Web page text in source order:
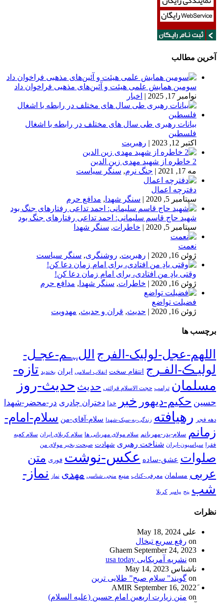
آخرین مطالب
سومین همایش علمی هیئت و آئین‌های مذهبی فراخوان داد
نوامبر 17, 2025
| اخبار
بیانات رهبری طی سال های مختلف در رابطه با اشغال
فلسطین
اکتبر 12, 2023
| رهبریت
2 خاطره از شهید مهدی زین الدین
مه 17, 2021
| جنگ نرم, سنگر سیاست
دفترچه اعمال
سپتامبر 5, 2020
| سنگر شهدا , مدافع حرم
شهید حاج قاسم سلیمانی: احمد تداعی رفتارهای جنگ بود
سپتامبر 5, 2020
| خاطرات, سنگر شهدا
نعمت
ژوئن 16, 2020
| رهبریت, روشنگری, سنگر سیاست
وقتی یادِ من افتادی، برای امام زمان دعا کن!
ژوئن 16, 2020
| خاطرات, سنگر شهدا , مدافع حرم
فضیلت تواضع
ژوئن 16, 2020
| حدیث, قران و حدیث, مهدویت
برچسب ها
اللهم-عجل-لولیک-الفرج اللﮩـم-عجـل-
لولیـڪ-الفـرج انتقام سخت انقلاب اسلامی ایران بخندید تازه-
مسلمان ترامپ حجت الاسلام قرائتی حدیث حدیث-روز
حسین حکیم-دیهور خبر خدا دختران چادری در-محضر-شهدا
دهه فجر رهیافته زندگی-به-سبک-شهدا سلام-آقای-من سلام-امام-
زمانم سلام-پدر-مهربانم سلام مولای مهربانی ها سلام کربلای ایران سلام کعبه
فقرا سیاسیون-ایران شناخت رهبری شهادت صبحت بخیر مولای من
صلوات عشق-ساده عکس-نوشت فوری متن
عربی مسلمان معرفی-کتاب منبع منجی شناسی مهدی نماز
نماز-
شب پنج پیامبر کربلا
نظرات
علی May 18, 2024
on رفع سریع تبخال
Ghaem September 24, 2023
on نشریه آمریکایی usa today
ناشناس May 14, 2023
on گویند” سلام صبح” طلایی ترین
September 16, 2022
on متن زیارت اربعین امام حسین (علیه السلام)